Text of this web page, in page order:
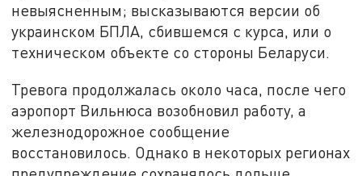
невыясненным; высказываются версии об
украинском БПЛА, сбившемся с курса, или о
техническом объекте со стороны Беларуси.
Тревога продолжалась около часа, после чего
аэропорт Вильнюса возобновил работу, а
железнодорожное сообщение
восстановилось. Однако в некоторых регионах